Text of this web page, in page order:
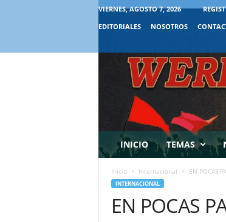
VIERNES, AGOSTO 7, 2026
EDITORIALES
NOSOTROS
INICIO TEMAS
Inicio Internacional EN POCAS
INTERNACIONAL
EN POCAS